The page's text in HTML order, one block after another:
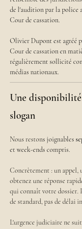
de l'audition par la police
Cour de cassation.
Olivier Dupont est agréé
Cour de cassation en
régulièrement sollicité
médias nationaux.
Une
slogan
Nous restons joignables
et week-ends compris.
Concrètement : un appel,
obtenez une réponse
qui connaît votre dossier.
de standard, pas de délai
L'urgence judiciaire ne